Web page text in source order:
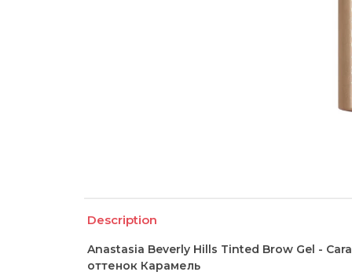
Description
Anastasia Beverly Hills Tinted Brow Gel -
оттенок Карамель